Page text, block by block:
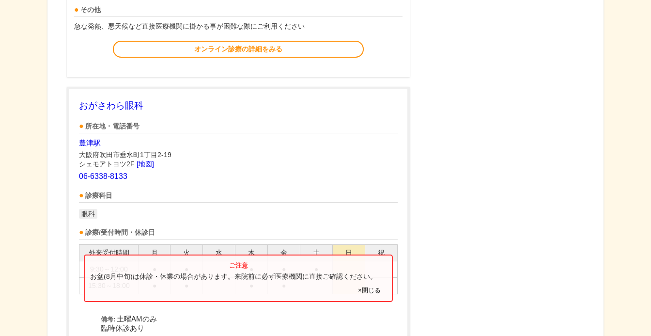
その他
急な発熱、悪天候など直接医療機関に掛かる事が困難な際にご利用ください
オンライン診療の詳細をみる
おがさわら眼科
所在地・電話番号
豊津駅
大阪府吹田市垂水町1丁目2-19
シェモアトヨツ2F [地図]
06-6338-8133
診療科目
眼科
診療/受付時間・休診日
外来受付時間 月 火 水 木 金 土 日 祝
お盆(8月中旬)は休診・休業の場合があります。来院前に必ず医療機関に直接ご確認ください。
×閉じる
備考: 土曜AMのみ
臨時休診あり